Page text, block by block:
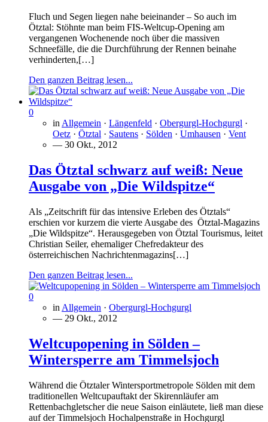
Fluch und Segen liegen nahe beieinander – So auch im
Ötztal: Stöhnte man beim FIS-Weltcup-Opening am
vergangenen Wochenende noch über die massiven
Schneefälle, die die Durchführung der Rennen beinahe
verhinderten,[…]
Den ganzen Beitrag lesen...
0
in Allgemein · Längenfeld · Obergurgl-Hochgurgl ·
Oetz · Ötztal · Sautens · Sölden · Umhausen · Vent
— 30 Okt., 2012
Das Ötztal schwarz auf weiß: Neue
Ausgabe von „Die Wildspitze“
Als „Zeitschrift für das intensive Erleben des Ötztals“
erschien vor kurzem die vierte Ausgabe des Ötztal-Magazins
„Die Wildspitze“. Herausgegeben von Ötztal Tourismus, leitet
Christian Seiler, ehemaliger Chefredakteur des
österreichischen Nachrichtenmagazins[…]
Den ganzen Beitrag lesen...
0
in Allgemein · Obergurgl-Hochgurgl
— 29 Okt., 2012
Weltcupopening in Sölden –
Wintersperre am Timmelsjoch
Während die Ötztaler Wintersportmetropole Sölden mit dem
traditionellen Weltcupauftakt der Skirennläufer am
Rettenbachgletscher die neue Saison einläutete, ließ man diese
auf der Timmelsjoch Hochalpenstraße in Hochgurgl